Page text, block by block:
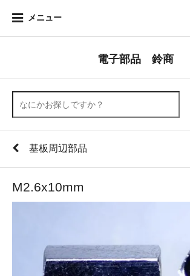
メニュー
電子部品 鈴商
基板周辺部品
M2.6x10mm